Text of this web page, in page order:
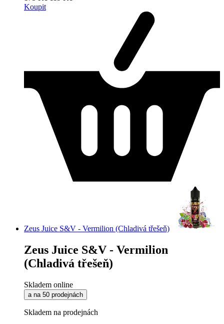
Koupit
Zeus Juice S&V - Vermilion (Chladivá třešeň)
Zeus Juice S&V - Vermilion
(Chladivá třešeň)
Skladem online
a na 50 prodejnách
Skladem na prodejnách